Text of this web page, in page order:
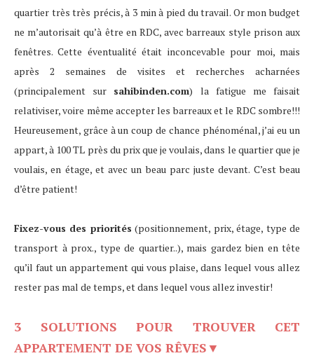
quartier très très précis, à 3 min à pied du travail. Or mon budget
ne m’autorisait qu’à être en RDC, avec barreaux style prison aux
fenêtres. Cette éventualité était inconcevable pour moi, mais
après 2 semaines de visites et recherches acharnées
(principalement sur sahibinden.com) la fatigue me faisait
relativiser, voire même accepter les barreaux et le RDC sombre!!!
Heureusement, grâce à un coup de chance phénoménal, j’ai eu un
appart, à 100 TL près du prix que je voulais, dans le quartier que je
voulais, en étage, et avec un beau parc juste devant. C’est beau
d’être patient!
Fixez-vous des priorités (positionnement, prix, étage, type de
transport à prox., type de quartier..), mais gardez bien en tête
qu’il faut un appartement qui vous plaise, dans lequel vous allez
rester pas mal de temps, et dans lequel vous allez investir!
3 SOLUTIONS POUR TROUVER CET
APPARTEMENT DE VOS RÊVES ▼